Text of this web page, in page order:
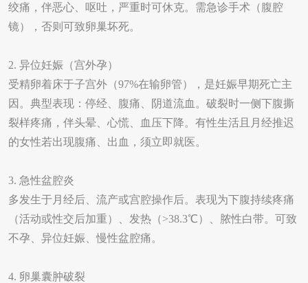
绞痛，伴恶心、呕吐，严重时可休克。需急诊手术（腹腔
镜），否则可致卵巢坏死。
2. 异位妊娠（宫外孕）
受精卵着床于子宫外（97%在输卵管），是妊娠早期死亡主
因。典型表现：停经、腹痛、阴道流血。破裂时一侧下腹撕
裂样疼痛，伴头晕、心慌、血压下降。有性生活且月经推迟
的女性若出现腹痛、出血，须立即就医。
3. 急性盆腔炎
多发生于月经后、流产或宫腔操作后。表现为下腹持续疼痛
（活动或性交后加重）、发热（>38.3℃）、脓性白带。可致
不孕、异位妊娠、慢性盆腔痛。
4. 卵巢囊肿破裂